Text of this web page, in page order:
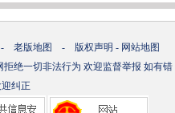
老版地图 - 版权声明 - 网站地图
拒绝一切非法行为 欢迎监督举报 如有错
纠正